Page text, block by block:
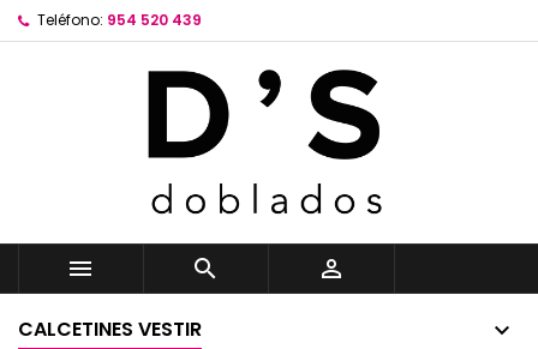
Teléfono: 954 520 439
  
CALCETINES VESTIR